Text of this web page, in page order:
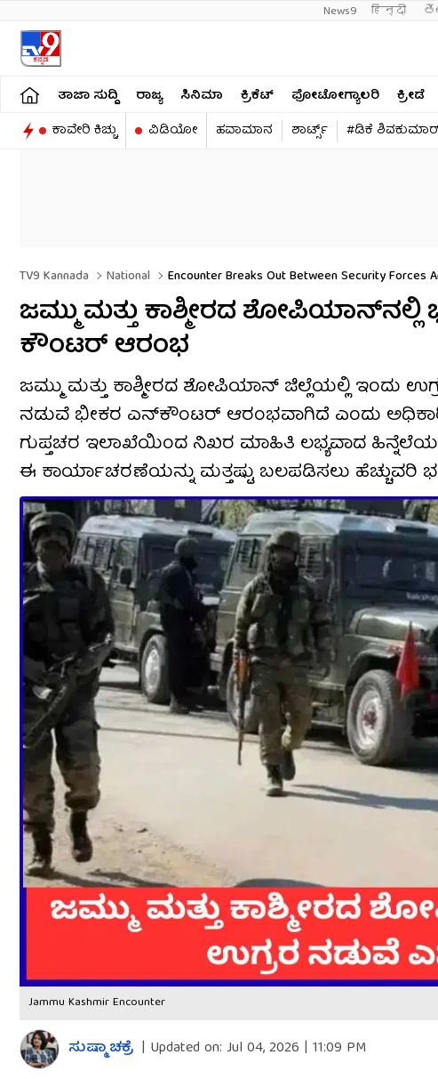
News9 हिन्दी
ತಾಜಾ ಸುದ್ದಿ ರಾಜ್ಯ ಸಿನಿಮಾ ಕ್ರಿಕೆಟ್​ ಫೋಟೋಗ್ಯಾಲರಿ ಕ್ರೀಡೆ
ಕಾವೇರಿ ಕಿಚ್ಚು
ವಿಡಿಯೋ ಹವಾಮಾನ ಶಾರ್ಟ್ಸ್​ #ಡಿಕೆ
TV9 Kannada National Encounter Breaks Out Between Security Forces
ಜಮ್ಮು ಮತ್ತು ಕಾಶ್ಮೀರದ
ಕೌಂಟರ್ ಆರಂಭ
ಜಮ್ಮು ಮತ್ತು ಕಾಶ್ಮೀರದ ಶೋಪಿಯಾನ್ ಜಿಲ್ಲೆಯಲ್ಲಿ ಇಂದು
ನಡುವೆ ಭೀಕರ ಎನ್‌ಕೌಂಟರ್ ಆರಂಭವಾಗಿದೆ ಎಂದು
ಗುಪ್ತಚರ ಇಲಾಖೆಯಿಂದ ನಿಖರ ಮಾಹಿತಿ ಲಭ್ಯವಾದ
ಈ ಕಾರ್ಯಾಚರಣೆಯನ್ನು ಮತ್ತಷ್ಟು ಬಲಪಡಿಸಲು ಹೆಚ್ಚುವರಿ
Jammu Kashmir Encounter
ಸುಷ್ಮಾ ಚಕ್ರೆ | Updated on: Jul 04, 2026 | 11:09 PM